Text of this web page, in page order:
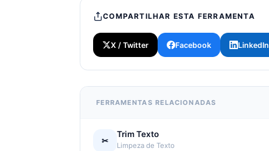
COMPARTILHAR ESTA FERRAMENTA
X / Twitter Facebook LinkedIn
FERRAMENTAS RELACIONADAS
✂
Trim Texto
Limpeza de Texto